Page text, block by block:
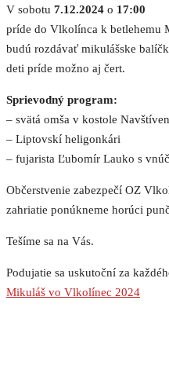
V sobotu 7.12.2024 o 17:00
príde do Vlkolínca k betlehemu
budú rozdávať mikulášske
deti príde možno aj čert.
Sprievodný program:
– svätá omša v kostole
– Liptovskí heligonkári
– fujarista Ľubomír Lauko s
Občerstvenie zabezpečí OZ
zahriatie ponúkneme horúci
Tešíme sa na Vás.
Podujatie sa uskutoční za
Mikuláš vo Vlkolínec 2024